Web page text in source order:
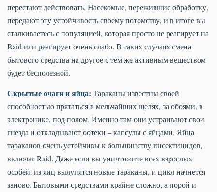
перестают действовать. Насекомые, пережившие обработку,
передают эту устойчивость своему потомству, и в итоге вы
сталкиваетесь с популяцией, которая просто не реагирует на
Raid или реагирует очень слабо. В таких случаях смена
бытового средства на другое с тем же активным веществом
будет бесполезной.
Скрытые очаги и яйца: Тараканы известны своей
способностью прятаться в мельчайших щелях, за обоями, в
электронике, под полом. Именно там они устраивают свои
гнезда и откладывают оотеки – капсулы с яйцами. Яйца
тараканов очень устойчивы к большинству инсектицидов,
включая Raid. Даже если вы уничтожите всех взрослых
особей, из яиц вылупятся новые тараканы, и цикл начнется
заново. Бытовыми средствами крайне сложно, а порой и